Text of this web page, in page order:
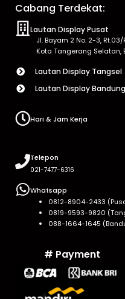
Cabang Terdekat:
Lautan Display Pusat
Jl. Bayam 2 No. 2-3,
Kota Tangerang Selatan,
Lautan Display Tangsel
Lautan Display Bandung
Hari & Jam Kerja
Telepon
021-7477-6316
Whatsapp
0812-8904-2433
0819-9593-9820
088-1664-1645
# Payment